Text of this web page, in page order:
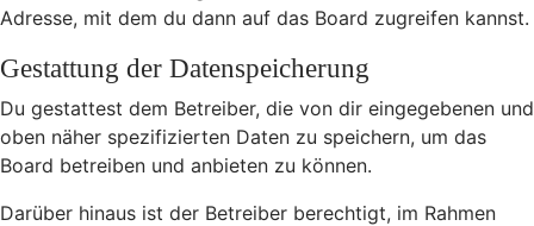
Adresse, mit dem du dann auf das Board zugreifen kannst.
Gestattung der Datenspeicherung
Du gestattest dem Betreiber, die von dir eingegebenen und
oben näher spezifizierten Daten zu speichern, um das
Board betreiben und anbieten zu können.
Darüber hinaus ist der Betreiber berechtigt, im Rahmen